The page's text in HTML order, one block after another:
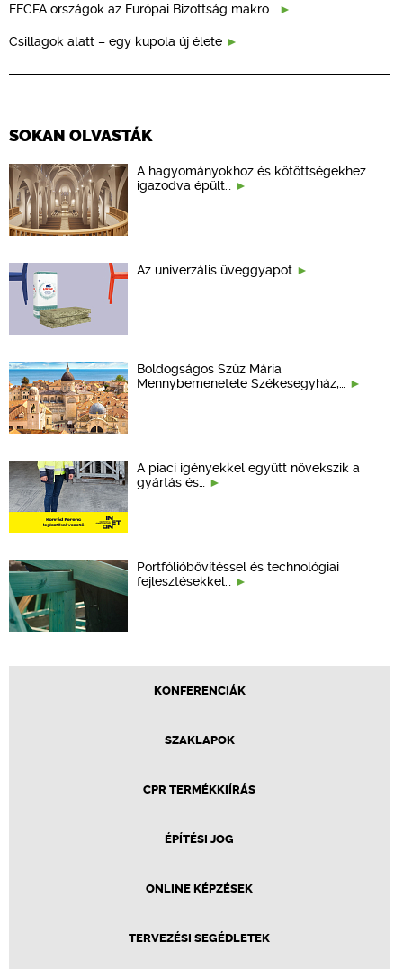
EECFA országok az Európai Bizottság makro…
Csillagok alatt – egy kupola új élete
SOKAN OLVASTÁK
A hagyományokhoz és kötöttségekhez
igazodva épült…
Az univerzális üveggyapot
Boldogságos Szűz Mária
Mennybemenetele Székesegyház,…
A piaci igényekkel együtt növekszik a
gyártás és…
Portfólióbővítéssel és technológiai
fejlesztésekkel…
KONFERENCIÁK
SZAKLAPOK
CPR TERMÉKKIÍRÁS
ÉPÍTÉSI JOG
ONLINE KÉPZÉSEK
TERVEZÉSI SEGÉDLETEK